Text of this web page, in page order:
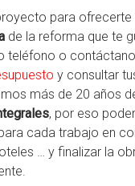
para
de la reforma que te
teléfono o
y consultar
más de 20 años
, por eso
cada trabajo en
… y finalizar la